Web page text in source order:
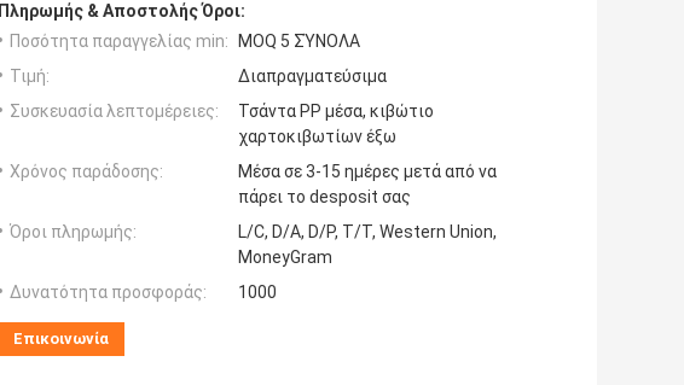
Πληρωμής & Αποστολής Όροι:
Ποσότητα παραγγελίας min:
MOQ 5 ΣΎΝΟΛΑ
Τιμή:
Διαπραγματεύσιμα
Συσκευασία λεπτομέρειες:
Τσάντα PP μέσα, κιβώτιο
χαρτοκιβωτίων έξω
Χρόνος παράδοσης:
Μέσα σε 3-15 ημέρες μετά από να
πάρει το desposit σας
Όροι πληρωμής:
L/C, D/A, D/P, T/T, Western Union,
MoneyGram
Δυνατότητα προσφοράς:
1000
Επικοινωνία